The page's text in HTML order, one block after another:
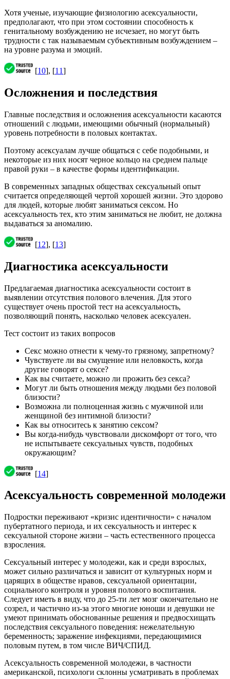
Хотя ученые, изучающие физиологию асексуальности,
предполагают, что при этом состоянии способность к
генитальному возбуждению не исчезает, но могут быть
трудности с так называемым субъективным возбуждением –
на уровне разума и эмоций.
[10], [11]
Осложнения и последствия
Главные последствия и осложнения асексуальности касаются
отношений с людьми, имеющими обычный (нормальный)
уровень потребности в половых контактах.
Поэтому асексуалам лучше общаться с себе подобными, и
некоторые из них носят черное кольцо на среднем пальце
правой руки – в качестве формы идентификации.
В современных западных обществах сексуальный опыт
считается определяющей чертой хорошей жизни. Это здорово
для людей, которые любят заниматься сексом. Но
асексуальность тех, кто этим заниматься не любит, не должна
выдаваться за аномалию.
[12], [13]
Диагностика асексуальности
Предлагаемая диагностика асексуальности состоит в
выявлении отсутствия полового влечения. Для этого
существует очень простой тест на асексуальность,
позволяющий понять, насколько человек асексуален.
Тест состоит из таких вопросов
Секс можно отнести к чему-то грязному, запретному?
Чувствуете ли вы смущение или неловкость, когда
другие говорят о сексе?
Как вы считаете, можно ли прожить без секса?
Могут ли быть отношения между людьми без половой
близости?
Возможна ли полноценная жизнь с мужчиной или
женщиной без интимной близости?
Как вы относитесь к занятию сексом?
Вы когда-нибудь чувствовали дискомфорт от того, что
не испытываете сексуальных чувств, подобных
окружающим?
[14]
Асексуальность современной молодежи
Подростки переживают «кризис идентичности» с началом
пубертатного периода, и их сексуальность и интерес к
сексуальной стороне жизни – часть естественного процесса
взросления.
Сексуальный интерес у молодежи, как и среди взрослых,
может сильно различаться и зависит от культурных норм и
царящих в обществе нравов, сексуальной ориентации,
социального контроля и уровня полового воспитания.
Следует иметь в виду, что до 25-ти лет мозг окончательно не
созрел, и частично из-за этого многие юноши и девушки не
умеют принимать обоснованные решения и предвосхищать
последствия сексуального поведения: нежелательную
беременность; заражение инфекциями, передающимися
половым путем, в том числе ВИЧ/СПИД.
Асексуальность современной молодежи, в частности
американской, психологи склонны усматривать в проблемах